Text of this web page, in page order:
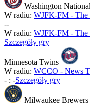
Washington
W radiu: WJFK-FM - The
--
W radiu: WJFK-FM - The
Szczegóły gry
Minnesota Twins
W radiu: WCCO - News
- : -Szczegóły gry
Milwaukee Brewers